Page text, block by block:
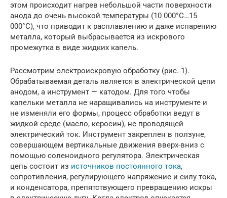
этом происходит нагрев небольшой части поверхности
анода до очень высокой температуры (10 000°С…15
000°С), что приводит к расплавлению и даже испарению
металла, который выбрасывается из искрового
промежутка в виде жидких капель.
Рассмотрим электроискровую обработку (рис. 1).
Обрабатываемая деталь является в электрической цепи
анодом, а инструмент — катодом. Для того чтобы
капельки металла не наращивались на инструменте и
не изменяли его формы, процесс обработки ведут в
жидкой среде (масло, керосин), не проводящей
электрический ток. Инструмент закреплен в ползуне,
совершающем вертикальные движения вверх-вниз с
помощью соленоидного регулятора. Электрическая
цепь состоит из источников постоянного тока,
сопротивления, регулирующего напряжение и силу тока,
и конденсатора, препятствующего превращению искры